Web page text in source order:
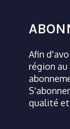
Afin
région
qualité